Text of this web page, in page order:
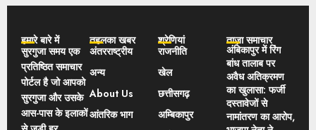
हमारे बारे में
सुरगुजा समय एक
प्रतिष्ठित समाचार
पोर्टल है जो आपको
सुरगुजा और उसके
आस-पास के इलाकों
तहलका खबर
अंतरराष्ट्रीय
अन्य
About Us
आंतरिक भाग
श्रेणियां
राजनीति
खेल
छत्तीसगढ़
अम्बिकापुर
ताज़ा समाचार
अंबिकापुर में रिंग
बांध तालाब पर
अवैध अतिक्रमण
का खुलासा: फर्जी
दस्तावेजों से
नामांतरण का आरोप,